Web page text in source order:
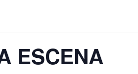
ESCENA